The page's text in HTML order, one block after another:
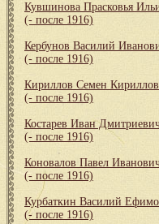
Кувшинова Прасковья
(- после 1916)
Кербунов Василий
(- после 1916)
Кириллов Семен
(- после 1916)
Костарев Иван
(- после 1916)
Коновалов Павел
(- после 1916)
Курбаткин Василий
(- после 1916)